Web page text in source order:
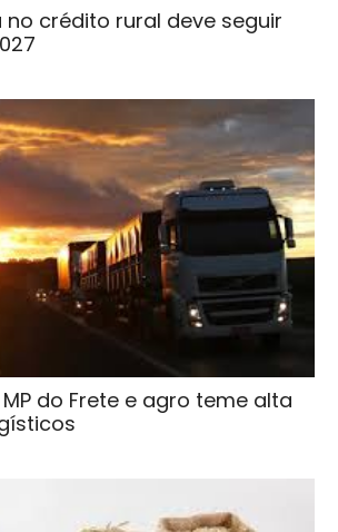
no crédito rural deve seguir
do Frete e agro teme alta